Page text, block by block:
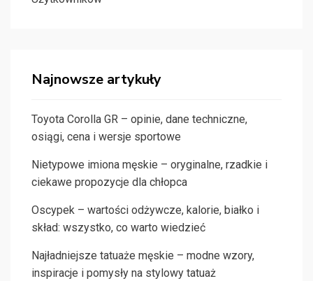
Najnowsze artykuły
Toyota Corolla GR – opinie, dane techniczne,
osiągi, cena i wersje sportowe
Nietypowe imiona męskie – oryginalne, rzadkie i
ciekawe propozycje dla chłopca
Oscypek – wartości odżywcze, kalorie, białko i
skład: wszystko, co warto wiedzieć
Najładniejsze tatuaże męskie – modne wzory,
inspiracje i pomysły na stylowy tatuaż